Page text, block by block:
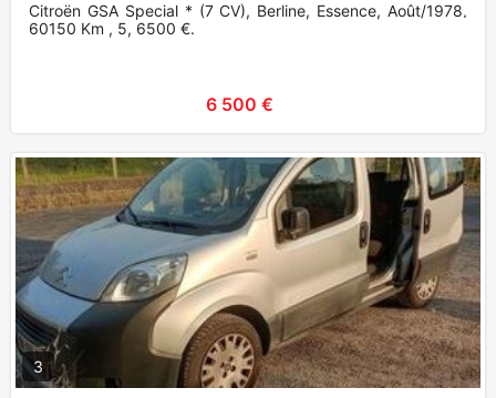
Citroën GSA Special * (7 CV), Berline, Essence, Août/1978,
60150 Km , 5, 6500 €.
6 500 €
3